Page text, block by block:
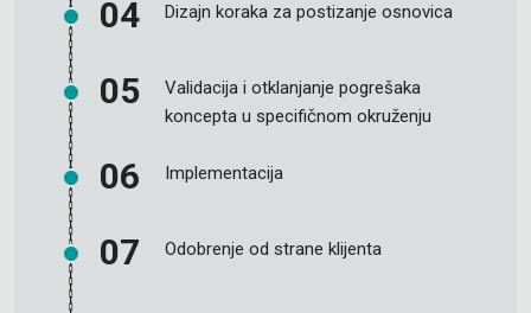
Dizajn koraka za postizanje osnovica
Validacija i otklanjanje pogrešaka
koncepta u specifičnom okruženju
Implementacija
Odobrenje od strane klijenta